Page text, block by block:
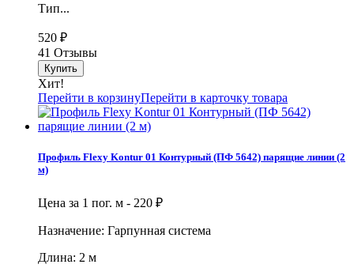
Тип...
520 ₽
41 Отзывы
Хит!
Перейти в корзинуПерейти в карточку товара
Профиль Flexy Kontur 01 Контурный (ПФ 5642) парящие линии (2
м)
Цена за 1 пог. м - 220 ₽
Назначение: Гарпунная система
Длина: 2 м